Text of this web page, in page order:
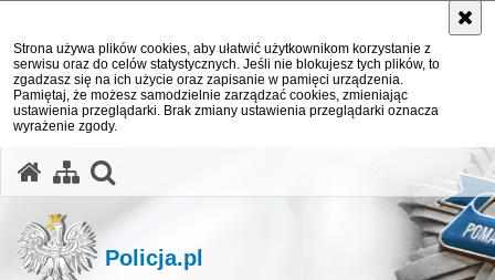
Strona używa plików cookies, aby ułatwić użytkownikom korzystanie z
serwisu oraz do celów statystycznych. Jeśli nie blokujesz tych plików, to
zgadzasz się na ich użycie oraz zapisanie w pamięci urządzenia.
Pamiętaj, że możesz samodzielnie zarządzać cookies, zmieniając
ustawienia przeglądarki. Brak zmiany ustawienia przeglądarki oznacza
wyrażenie zgody.
Policja.pl